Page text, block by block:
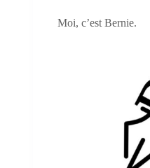
Moi, c’est Bernie.